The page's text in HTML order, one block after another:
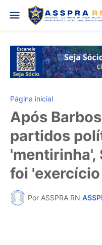
Página inicial
Após
partidos
'mentirinha',
foi
Por ASSPRA RN